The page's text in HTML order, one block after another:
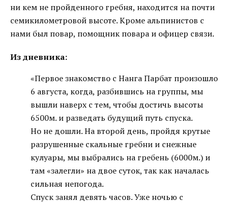
ни кем не пройденного гребня, находится на почти
семикилометровой высоте. Кроме альпинистов с
нами был повар, помощник повара и офицер связи.
Из дневника:
«Первое знакомство с Нанга Парбат произошло
6 августа, когда, разбившись на группы, мы
вышли наверх с тем, чтобы достичь высоты
6500м. и разведать будущий путь спуска.
Но не дошли. На второй день, пройдя крутые
разрушенные скальные гребни и снежные
кулуары, мы выбрались на гребень (6000м.) и
там «залегли» на двое суток, так как началась
сильная непогода.
Спуск занял девять часов. Уже ночью с